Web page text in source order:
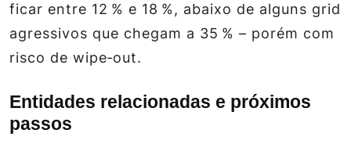
ficar entre 12 % e 18 %, abaixo de alguns grid
agressivos que chegam a 35 % – porém com
risco de wipe‑out.
Entidades relacionadas e próximos
passos